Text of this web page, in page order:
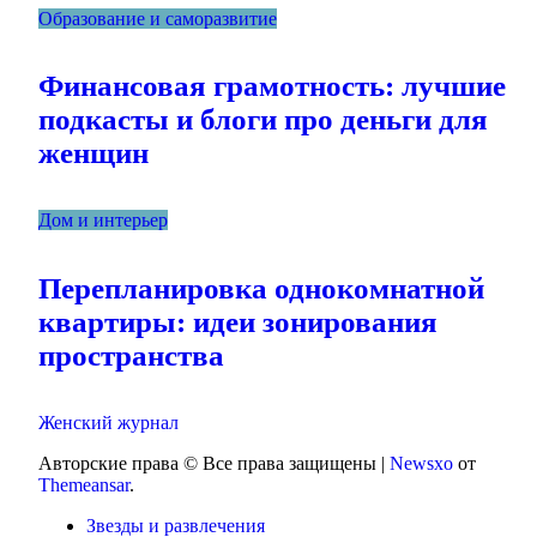
Образование и саморазвитие
Финансовая грамотность: лучшие
подкасты и блоги про деньги для
женщин
Дом и интерьер
Перепланировка однокомнатной
квартиры: идеи зонирования
пространства
Женский журнал
Авторские права © Все права защищены | Newsxo от
Themeansar.
Звезды и развлечения